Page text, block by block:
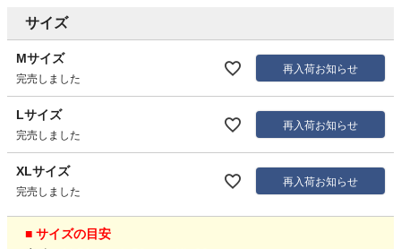
サイズ
Mサイズ
完売しました
再入荷お知らせ
Lサイズ
完売しました
再入荷お知らせ
XLサイズ
完売しました
再入荷お知らせ
■ サイズの目安